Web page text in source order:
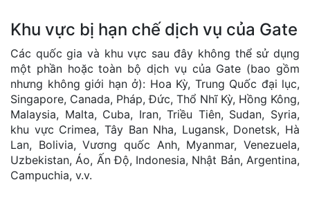
Khu vực bị hạn chế dịch vụ của Gate
Các quốc gia và khu vực sau đây không thể sử dụng
một phần hoặc toàn bộ dịch vụ của Gate (bao gồm
nhưng không giới hạn ở): Hoa Kỳ, Trung Quốc đại lục,
Singapore, Canada, Pháp, Đức, Thổ Nhĩ Kỳ, Hồng Kông,
Malaysia, Malta, Cuba, Iran, Triều Tiên, Sudan, Syria,
khu vực Crimea, Tây Ban Nha, Lugansk, Donetsk, Hà
Lan, Bolivia, Vương quốc Anh, Myanmar, Venezuela,
Uzbekistan, Áo, Ấn Độ, Indonesia, Nhật Bản, Argentina,
Campuchia, v.v.